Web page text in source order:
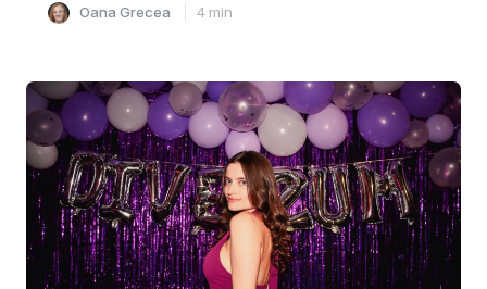
Oana Grecea 4 min